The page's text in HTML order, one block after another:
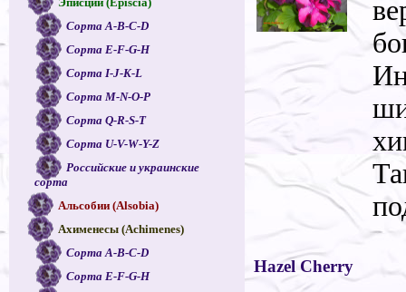
Сорта A-B-C-D
Сорта E-F-G-H
Сорта I-J-K-L
Сорта M-N-O-P
Сорта Q-R-S-T
Сорта U-V-W-Y-Z
Российские и украинские
сорта
Альсобии (Alsobia)
Ахименесы (Achimenes)
Сорта A-B-C-D
Сорта E-F-G-H
Hazel Cherry